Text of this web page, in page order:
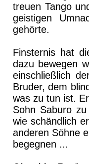
treuen Tango
geistigen
gehörte.
Finsternis hat
dazu bewegen
einschließlich
Bruder, dem
was zu tun ist.
Sohn Saburo
wie schändlich
anderen Söhne
begegnen ...